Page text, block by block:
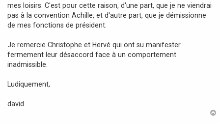
mes loisirs. C'est pour cette raison, d'une part, que je ne viendrai
pas à la convention Achille, et d'autre part, que je démissionne
de mes fonctions de président.
Je remercie Christophe et Hervé qui ont su manifester
fermement leur désaccord face à un comportement
inadmissible.
Ludiquement,
david